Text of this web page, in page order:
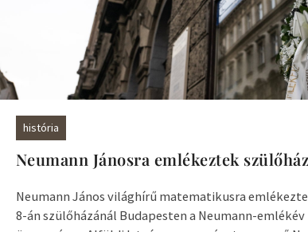
história
Neumann Jánosra emlékeztek
Neumann János világhírű matematikusra
8-án szülőházánál Budapesten a Neumann-